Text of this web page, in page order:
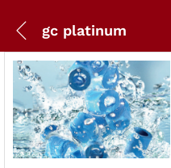
gc platinum